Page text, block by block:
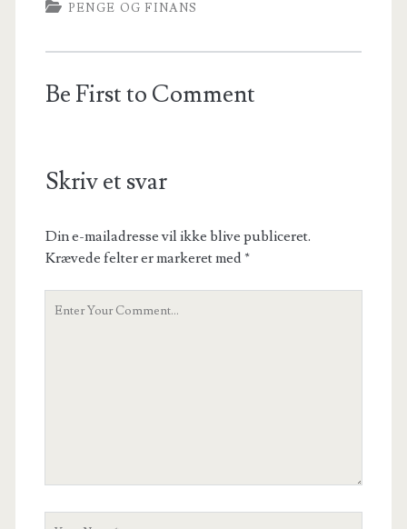
PENGE OG FINANS
Be First to Comment
Skriv et svar
Din e-mailadresse vil ikke blive publiceret.
Krævede felter er markeret med*
Your